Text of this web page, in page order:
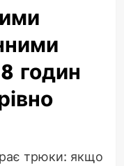
годин
трюки: якщо